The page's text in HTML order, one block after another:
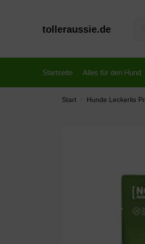
tolleraussie.de
Startseite Alles für den Hund
Start Hunde Leckerlis